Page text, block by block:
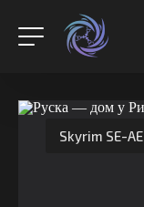
Skyrim SE-AE